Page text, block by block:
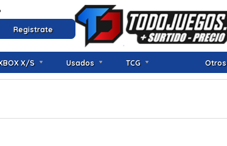
Registrate
X/S Usados TCG Otros